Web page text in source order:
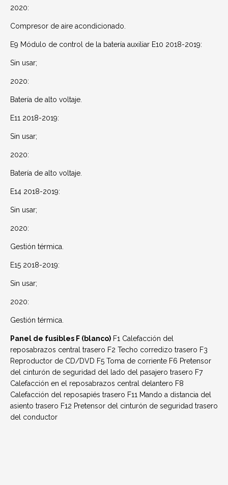
2020:
Compresor de aire acondicionado.
E9 Módulo de control de la batería auxiliar E10 2018-2019:
Sin usar;
2020:
Batería de alto voltaje.
E11 2018-2019:
Sin usar;
2020:
Batería de alto voltaje.
E14 2018-2019:
Sin usar;
2020:
Gestión térmica.
E15 2018-2019:
Sin usar;
2020:
Gestión térmica.
Panel de fusibles F (blanco) F1 Calefacción del
reposabrazos central trasero F2 Techo corredizo trasero F3
Reproductor de CD/DVD F5 Toma de corriente F6 Pretensor
del cinturón de seguridad del lado del pasajero trasero F7
Calefacción en el reposabrazos central delantero F8
Calefacción del reposapiés trasero F11 Mando a distancia del
asiento trasero F12 Pretensor del cinturón de seguridad trasero
del conductor